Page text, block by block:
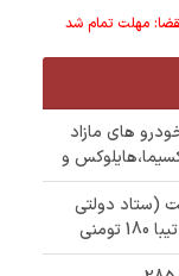
مهلت تمام شد
دستگاه انواع خودرو های مازاد
قیمت (ستاد دولتی